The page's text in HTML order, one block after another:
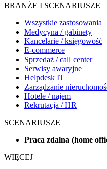
BRANŻE I SCENARIUSZE
Wszystkie zastosowania
Medycyna / gabinety
Kancelarie / księgowość
E-commerce
Sprzedaż / call center
Serwisy awaryjne
Helpdesk IT
Zarządzanie
Hotele / najem
Rekrutacja / HR
SCENARIUSZE
Praca zdalna (home
WIĘCEJ